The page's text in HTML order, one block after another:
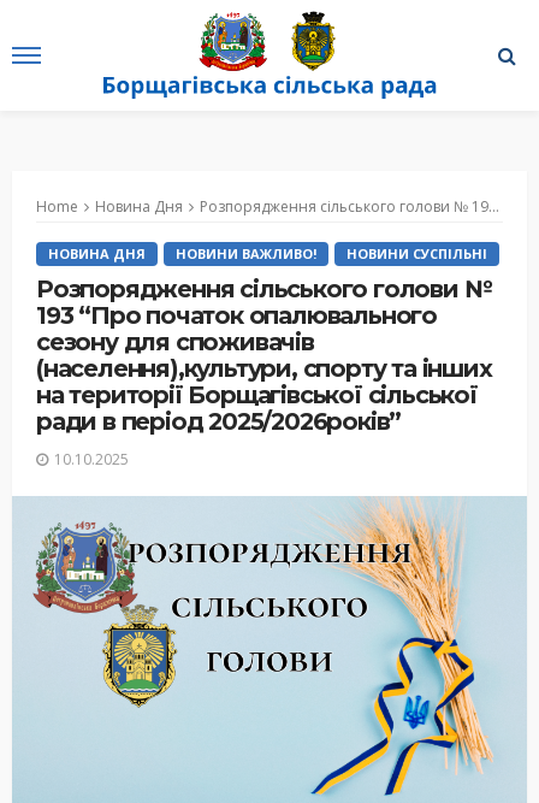
Home Новина Дня Розпорядження сільського голови № 193 “Про початок опалювального сезону для споживачів (населення),культури, спорту та інших на території Борщагівської сільської ради в період 2025/2026років”
НОВИНА ДНЯ НОВИНИ ВАЖЛИВО! НОВИНИ СУСПІЛЬНІ
Розпорядження сільського голови №
193 “Про початок опалювального
сезону для споживачів
(населення),культури, спорту та інших
на території Борщагівської сільської
ради в період 2025/2026років”
10.10.2025